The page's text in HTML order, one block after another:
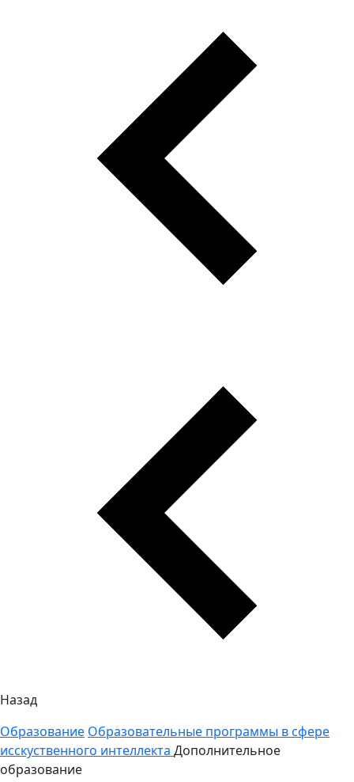
Назад
Образование Образовательные программы в сфере
исскуственного интеллекта Дополнительное
образование